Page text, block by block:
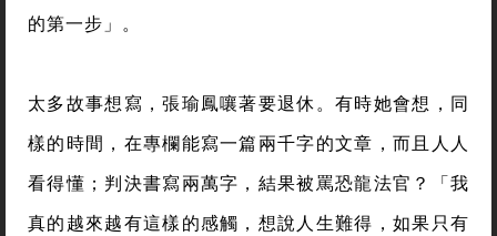
的第一步」。
太多故事想寫，張瑜鳳嚷著要退休。有時她會想，同
樣的時間，在專欄能寫一篇兩千字的文章，而且人人
看得懂；判決書寫兩萬字，結果被罵恐龍法官？「我
真的越來越有這樣的感觸，想說人生難得，如果只有